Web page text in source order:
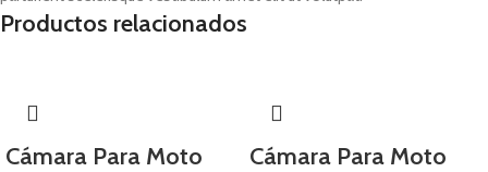
Productos relacionados
Cámara Para Moto
Cámara Para Moto